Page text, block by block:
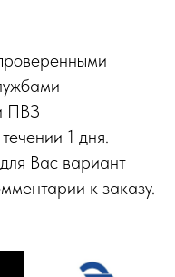
ПВЗ
1 дня.
Вас вариант
к заказу.